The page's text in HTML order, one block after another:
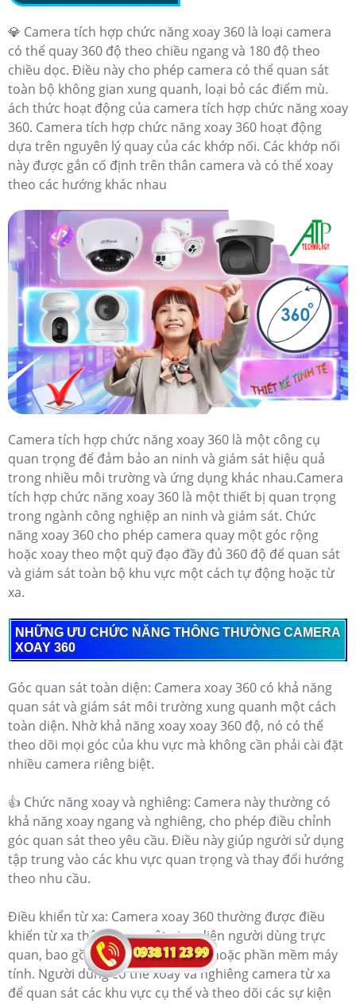
💎 Camera tích hợp chức năng xoay 360 là loại camera
có thể quay 360 độ theo chiều ngang và 180 độ theo
chiều dọc. Điều này cho phép camera có thể quan sát
toàn bộ không gian xung quanh, loại bỏ các điểm mù.
ách thức hoạt động của camera tích hợp chức năng xoay
360. Camera tích hợp chức năng xoay 360 hoạt động
dựa trên nguyên lý quay của các khớp nối. Các khớp nối
này được gắn cố định trên thân camera và có thể xoay
theo các hướng khác nhau
Camera tích hợp chức năng xoay 360 là một công cụ
quan trọng để đảm bảo an ninh và giám sát hiệu quả
trong nhiều môi trường và ứng dụng khác nhau.Camera
tích hợp chức năng xoay 360 là một thiết bị quan trọng
trong ngành công nghiệp an ninh và giám sát. Chức
năng xoay 360 cho phép camera quay một góc rộng
hoặc xoay theo một quỹ đạo đầy đủ 360 độ để quan sát
và giám sát toàn bộ khu vực một cách tự động hoặc từ
xa.
NHỮNG ƯU CHỨC NĂNG THÔNG THƯỜNG CAMERA
XOAY 360
Góc quan sát toàn diện: Camera xoay 360 có khả năng
quan sát và giám sát môi trường xung quanh một cách
toàn diện. Nhờ khả năng xoay xoay 360 độ, nó có thể
theo dõi mọi góc của khu vực mà không cần phải cài đặt
nhiều camera riêng biệt.
👍 Chức năng xoay và nghiêng: Camera này thường có
khả năng xoay ngang và nghiêng, cho phép điều chỉnh
góc quan sát theo yêu cầu. Điều này giúp người sử dụng
tập trung vào các khu vực quan trọng và thay đổi hướng
theo nhu cầu.
Điều khiển từ xa: Camera xoay 360 thường được điều
khiển từ xa thông qua một giao diện người dùng trực
quan, bao gồm ứng dụng di động hoặc phần mềm máy
tính. Người dùng có thể xoay và nghiêng camera từ xa
để quan sát các khu vực cụ thể và theo dõi các sự kiện